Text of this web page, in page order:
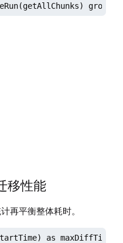
group
移性能
再平衡整体耗时。
as maxDiffTime